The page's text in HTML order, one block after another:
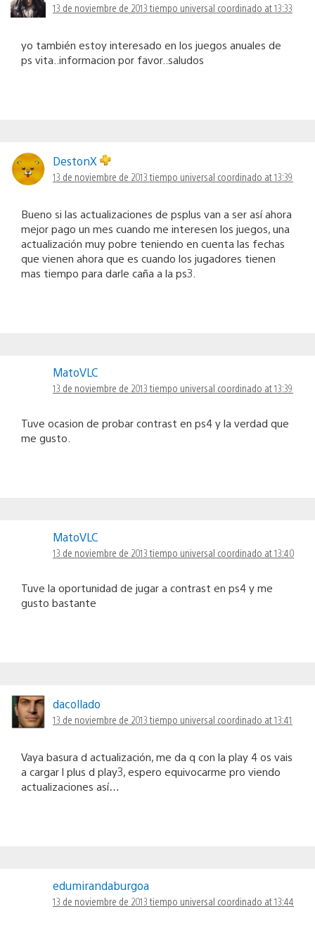
13 de noviembre de 2013 tiempo universal coordinado at 13:33
yo también estoy interesado en los juegos anuales de
ps vita..informacion por favor..saludos
DestonX
13 de noviembre de 2013 tiempo universal coordinado at 13:39
Bueno si las actualizaciones de psplus van a ser así ahora
mejor pago un mes cuando me interesen los juegos, una
actualización muy pobre teniendo en cuenta las fechas
que vienen ahora que es cuando los jugadores tienen
mas tiempo para darle caña a la ps3.
MatoVLC
13 de noviembre de 2013 tiempo universal coordinado at 13:39
Tuve ocasion de probar contrast en ps4 y la verdad que
me gusto.
MatoVLC
13 de noviembre de 2013 tiempo universal coordinado at 13:40
Tuve la oportunidad de jugar a contrast en ps4 y me
gusto bastante
dacollado
13 de noviembre de 2013 tiempo universal coordinado at 13:41
Vaya basura d actualización, me da q con la play 4 os vais
a cargar l plus d play3, espero equivocarme pro viendo
actualizaciones así…
edumirandaburgoa
13 de noviembre de 2013 tiempo universal coordinado at 13:44